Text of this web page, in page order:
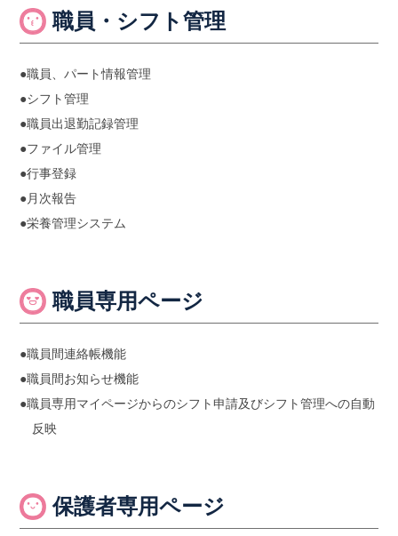
職員・シフト管理
●職員、パート情報管理
●シフト管理
●職員出退勤記録管理
●ファイル管理
●行事登録
●月次報告
●栄養管理システム
職員専用ページ
●職員間連絡帳機能
●職員間お知らせ機能
●職員専用マイページからのシフト申請及びシフト管理への自動
反映
保護者専用ページ